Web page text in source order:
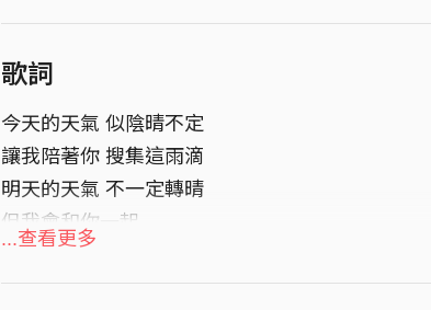
製作人 Producer｜邱宣凱 Kenny Chiu
製作統籌 ｜蕭晏博 Alan Hsiao
編曲 Arranger｜邱宣凱 Kenny Chiu
編曲協力 Arranger Coordinator｜馬恩典
冠豪、林泓宇 Noi
弦樂監製 Strings Producer｜邱宣凱 Kenny Chiu
歌詞
今天的天氣 似陰晴不定
讓我陪著你 搜集這雨滴
明天的天氣 不一定轉晴
但我會和你一起
...查看更多